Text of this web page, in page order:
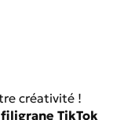
créativité !
TikTok